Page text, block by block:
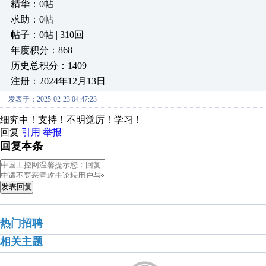
精华：0帖
求助：0帖
帖子：0帖 | 310回
年度积分：868
历史总积分：1409
注册：2024年12月13日
发表于：2025-02-23 04:47:23
细究中！支持！不明觉厉！学习！
回复 引用 举报
回复本条
发表回复
热门招聘
相关主题